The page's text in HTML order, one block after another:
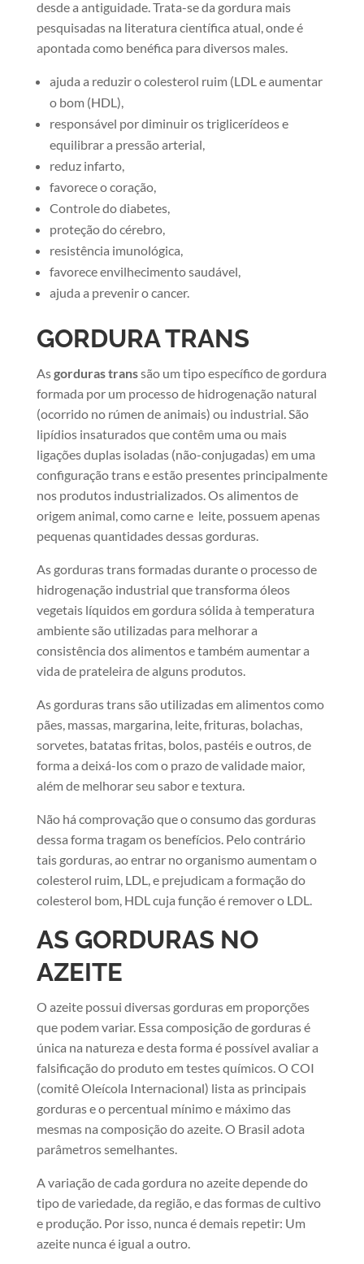
desde a antiguidade. Trata-se da gordura mais
pesquisadas na literatura científica atual, onde é
apontada como benéfica para diversos males.
ajuda a reduzir o colesterol ruim (LDL e aumentar
o bom (HDL),
responsável por diminuir os triglicerídeos e
equilibrar a pressão arterial,
reduz infarto,
favorece o coração,
Controle do diabetes,
proteção do cérebro,
resistência imunológica,
favorece envilhecimento saudável,
ajuda a prevenir o cancer.
GORDURA TRANS
​Asgorduras transsão um tipo específico de gordura
formada por um processo de hidrogenação natural
(ocorrido no rúmen de animais) ou industrial. São
lipídios insaturados que contêm uma ou mais
ligações duplas isoladas (não-conjugadas) em uma
configuração trans e estão presentes principalmente
nos produtos industrializados. Os alimentos de
origem animal, como carne e leite, possuem apenas
pequenas quantidades dessas gorduras.
As gorduras trans formadas durante o processo de
hidrogenação industrial que transforma óleos
vegetais líquidos em gordura sólida à temperatura
ambiente são utilizadas para melhorar a
consistência dos alimentos e também aumentar a
vida de prateleira de alguns produtos.
As gorduras trans são utilizadas em alimentos como
pães, massas, margarina, leite, frituras, bolachas,
sorvetes, batatas fritas, bolos, pastéis e outros, de
forma a deixá-los com o prazo de validade maior,
além de melhorar seu sabor e textura.
Não há comprovação que o consumo das gorduras
dessa forma tragam os benefícios. Pelo contrário
tais gorduras, ao entrar no organismo aumentam o
colesterol ruim, LDL, e prejudicam a formação do
colesterol bom, HDL cuja função é remover o LDL.
AS GORDURAS NO
AZEITE
​O azeite possui diversas gorduras em proporções
que podem variar. Essa composição de gorduras é
única na natureza e desta forma é possível avaliar a
falsificação do produto em testes químicos. O COI
(comitê Oleícola Internacional) lista as principais
gorduras e o percentual mínimo e máximo das
mesmas na composição do azeite. O Brasil adota
parâmetros semelhantes.​
A variação de cada gordura no azeite depende do
tipo de variedade, da região, e das formas de cultivo
e produção. Por isso, nunca é demais repetir: Um
azeite nunca é igual a outro.